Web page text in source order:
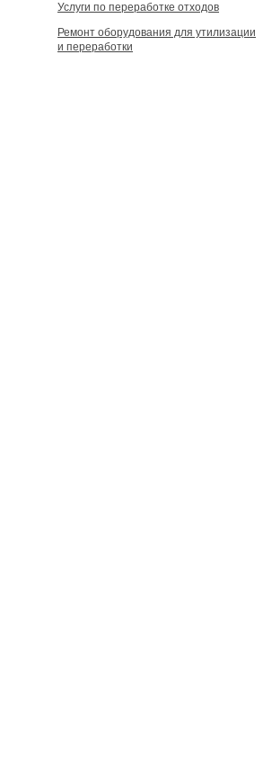
Услуги по переработке отходов
Ремонт оборудования для утилизации
и переработки